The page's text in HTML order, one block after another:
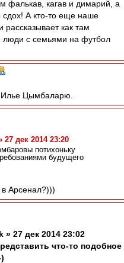
фалькав, кагав и димарий, а
сдох! А кто-то еще наше
рассказывает как там
люди с семьями на футбол
Цымбаларю.
дек 2014 23:20
потихоньку
будущего
Арсенал?)))
» 27 дек 2014 23:02
что-то подобное